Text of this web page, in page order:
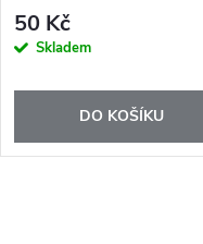
50 Kč
Skladem
DO KOŠÍKU